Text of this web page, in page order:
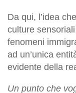
Da qui, l’idea
culture
fenomeni
ad un’unica
evidente della
Un punto che